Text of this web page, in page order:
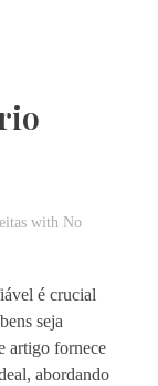
with No
é crucial
seja
artigo fornece
abordando